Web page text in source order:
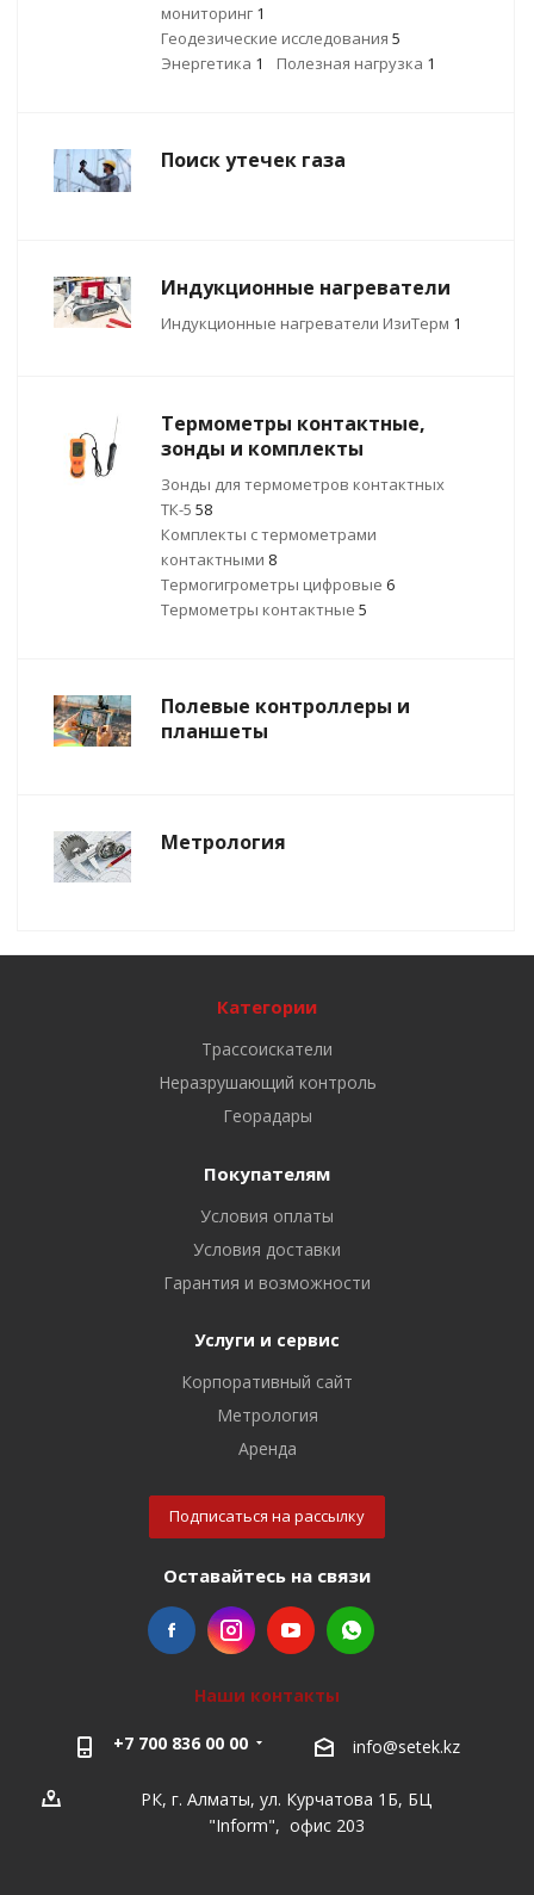
мониторинг 1
Геодезические исследования 5
Энергетика 1 Полезная нагрузка 1
Поиск утечек газа
Индукционные нагреватели
Индукционные нагреватели ИзиТерм 1
Термометры контактные,
зонды и комплекты
Зонды для термометров контактных
ТК-5 58
Комплекты с термометрами
контактными 8
Термогигрометры цифровые 6
Термометры контактные 5
Полевые контроллеры и
планшеты
Метрология
Категории
Трассоискатели
Неразрушающий контроль
Георадары
Покупателям
Условия оплаты
Условия доставки
Гарантия и возможности
Услуги и сервис
Корпоративный сайт
Метрология
Аренда
Подписаться на рассылку
Оставайтесь на связи
Наши контакты
+7 700 836 00 00 info@setek.kz
РК, г. Алматы, ул. Курчатова 1Б, БЦ
"Inform", офис 203